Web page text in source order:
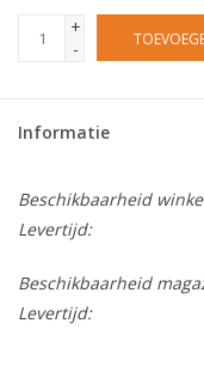
+
-
Informatie
Beschikbaarheid
Levertijd:
Beschikbaarheid
Levertijd: